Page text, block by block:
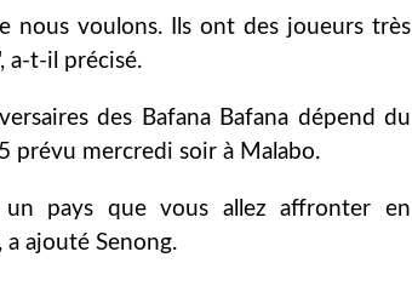
nous voulons. Ils ont des joueurs très
a-t-il précisé.
des Bafana Bafana dépend du
prévu mercredi soir à Malabo.
pays que vous allez affronter en
ajouté Senong.